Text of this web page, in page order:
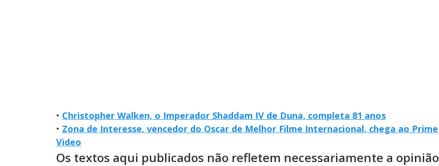
• Christopher Walken, o Imperador Shaddam IV de Duna, completa 81 anos
• Zona de Interesse, vencedor do Oscar de Melhor Filme Internacional, chega ao Prime
Video
Os textos aqui publicados não refletem necessariamente a opinião